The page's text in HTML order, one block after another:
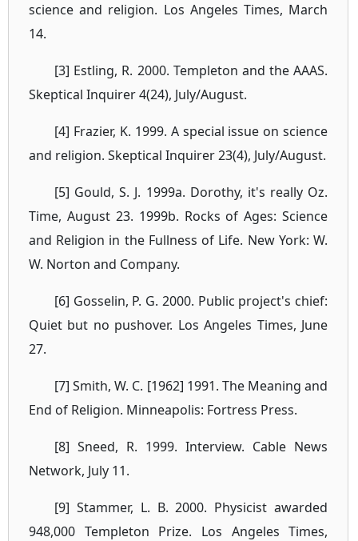
science and religion. Los Angeles Times, March
14.
[3] Estling, R. 2000. Templeton and the AAAS.
Skeptical Inquirer 4(24), July/August.
[4] Frazier, K. 1999. A special issue on science
and religion. Skeptical Inquirer 23(4), July/August.
[5] Gould, S. J. 1999a. Dorothy, it's really Oz.
Time, August 23. 1999b. Rocks of Ages: Science
and Religion in the Fullness of Life. New York: W.
W. Norton and Company.
[6] Gosselin, P. G. 2000. Public project's chief:
Quiet but no pushover. Los Angeles Times, June
27.
[7] Smith, W. C. [1962] 1991. The Meaning and
End of Religion. Minneapolis: Fortress Press.
[8] Sneed, R. 1999. Interview. Cable News
Network, July 11.
[9] Stammer, L. B. 2000. Physicist awarded
948,000 Templeton Prize. Los Angeles Times,